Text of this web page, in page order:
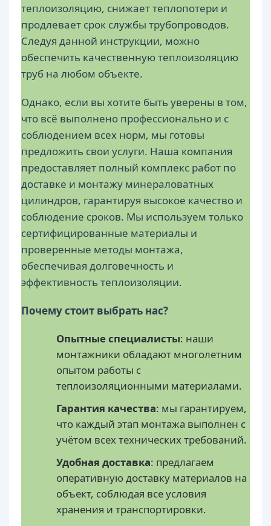
теплоизоляцию, снижает теплопотери и
продлевает срок службы трубопроводов.
Следуя данной инструкции, можно
обеспечить качественную теплоизоляцию
труб на любом объекте.
Однако, если вы хотите быть уверены в том,
что всё выполнено профессионально и с
соблюдением всех норм, мы готовы
предложить свои услуги. Наша компания
предоставляет полный комплекс работ по
доставке и монтажу минераловатных
цилиндров, гарантируя высокое качество и
соблюдение сроков. Мы используем только
сертифицированные материалы и
проверенные методы монтажа,
обеспечивая долговечность и
эффективность теплоизоляции.
Почему стоит выбрать нас?
Опытные специалисты: наши
монтажники обладают многолетним
опытом работы с
теплоизоляционными материалами.
Гарантия качества: мы гарантируем,
что каждый этап монтажа выполнен с
учётом всех технических требований.
Удобная доставка: предлагаем
оперативную доставку материалов на
объект, соблюдая все условия
хранения и транспортировки.